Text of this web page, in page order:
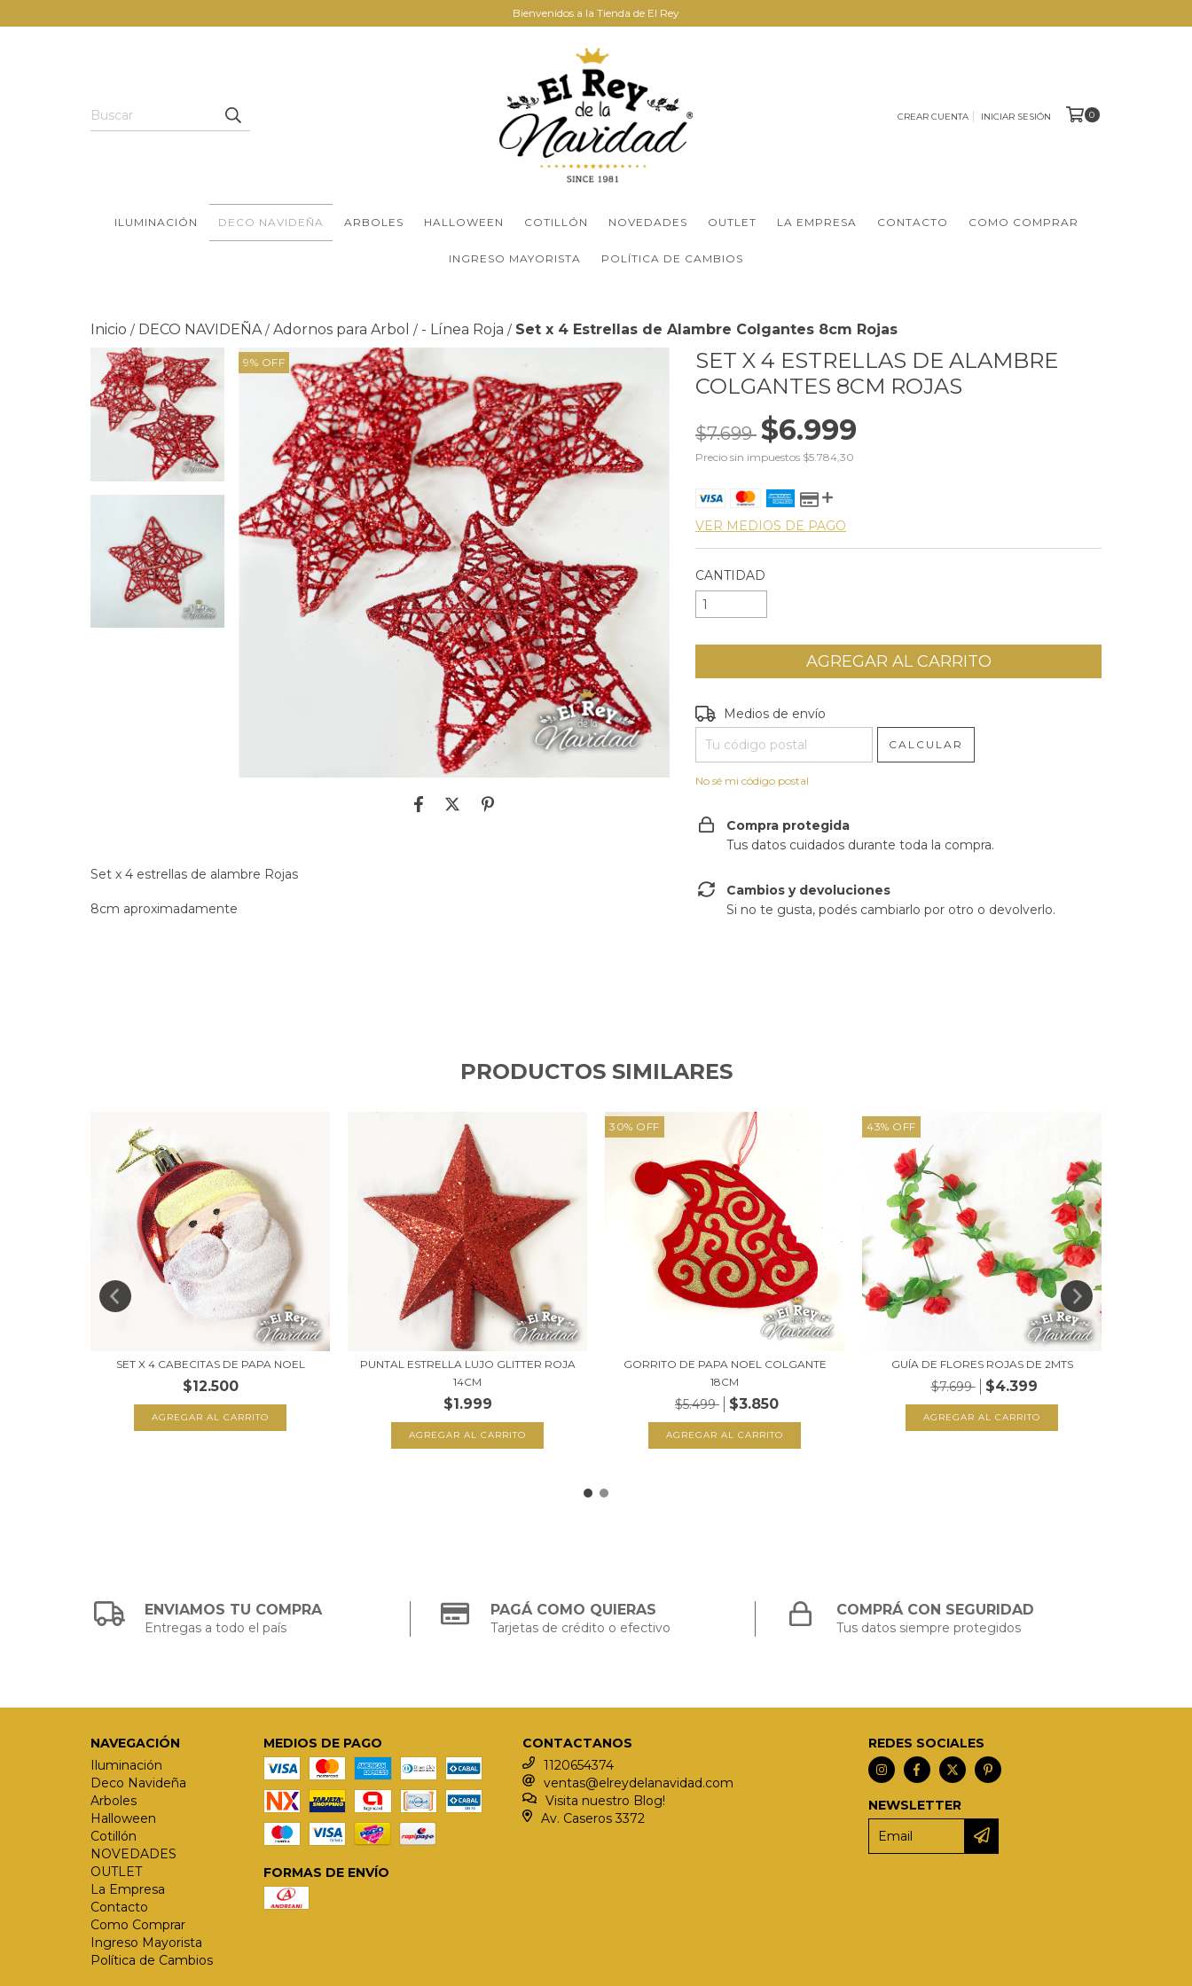
Bienvenidos a la Tienda de El Rey
CREAR CUENTA INICIAR SESIÓN 0
ILUMINACIÓN DECO NAVIDEÑA ARBOLES HALLOWEEN COTILLÓN NOVEDADES OUTLET LA EMPRESA CONTACTO COMO COMPRAR
INGRESO MAYORISTA POLÍTICA DE CAMBIOS
Inicio / DECO NAVIDEÑA / Adornos para Arbol / - Línea Roja / Set x 4 Estrellas de Alambre Colgantes 8cm Rojas
9% OFF
Set x 4 estrellas de alambre Rojas
8cm aproximadamente
SET X 4 ESTRELLAS DE ALAMBRE
COLGANTES 8CM ROJAS
$7.699 $6.999
Precio sin impuestos $5.784,30
VER MEDIOS DE PAGO
CANTIDAD
Entregas para el CP:
Medios de envío
CALCULAR
No sé mi código postal
Compra protegida
Tus datos cuidados durante toda la compra.
Cambios y devoluciones
Si no te gusta, podés cambiarlo por otro o devolverlo.
PRODUCTOS SIMILARES
SET X 4 CABECITAS DE PAPA NOEL
$12.500
PUNTAL ESTRELLA LUJO GLITTER ROJA
14CM
$1.999
30% OFF
GORRITO DE PAPA NOEL COLGANTE
18CM
$5.499 $3.850
43% OFF
GUÍA DE FLORES ROJAS DE 2MTS
$7.699 $4.399
ENVIAMOS TU COMPRA
Entregas a todo el país
PAGÁ COMO QUIERAS
Tarjetas de crédito o efectivo
COMPRÁ CON SEGURIDAD
Tus datos siempre protegidos
NAVEGACIÓN
Iluminación
Deco Navideña
Arboles
Halloween
Cotillón
NOVEDADES
OUTLET
La Empresa
Contacto
Como Comprar
Ingreso Mayorista
Política de Cambios
MEDIOS DE PAGO
FORMAS DE ENVÍO
CONTACTANOS
1120654374
ventas@elreydelanavidad.com
Visita nuestro Blog!
Av. Caseros 3372
REDES SOCIALES
NEWSLETTER